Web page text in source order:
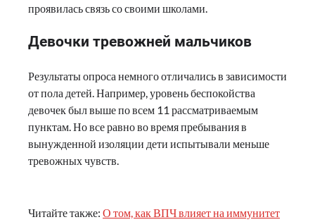
проявилась связь со своими школами.
Девочки тревожней мальчиков
Результаты опроса немного отличались в зависимости
от пола детей. Например, уровень беспокойства
девочек был выше по всем 11 рассматриваемым
пунктам. Но все равно во время пребывания в
вынужденной изоляции дети испытывали меньше
тревожных чувств.
Читайте также: О том, как ВПЧ влияет на иммунитет